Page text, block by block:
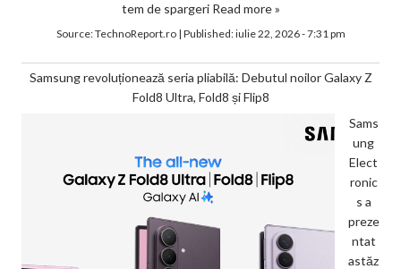
tem de spargeri Read more »
Source:TechnoReport.ro| Published:iulie 22, 2026 - 7:31 pm
Samsung revoluționează seria pliabilă: Debutul noilor Galaxy Z
Fold8 Ultra, Fold8 și Flip8
Sams
ung
Elect
ronic
s a
preze
ntat
astăz